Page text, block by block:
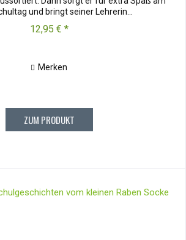
und bringt seiner Lehrerin...
12,95 € *
Merken
ZUM PRODUKT